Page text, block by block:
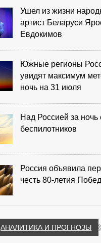
Ушел из жизни
артист Беларуси
Евдокимов
Южные регионы
увидят максимум
ночь на 31 июля
Над Россией за ночь
беспилотников
Россия объявила
честь 80-летия
АНАЛИТИКА И ПРОГНОЗЫ